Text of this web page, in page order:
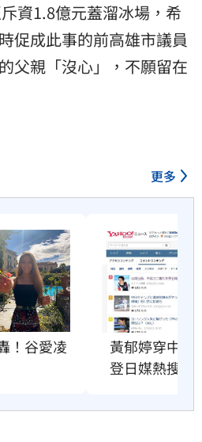
資1.8億元蓋溜冰場，希
促成此事的前高雄市議員
父親「沒心」，不願留在
更多
！谷愛凌
黃郁婷穿中
登日媒熱搜